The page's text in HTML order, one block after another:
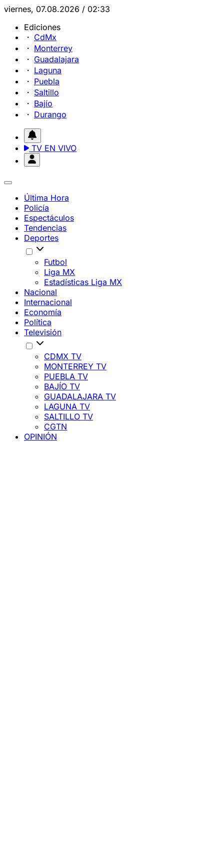
viernes, 07.08.2026 / 02:33
Ediciones
CdMx
Monterrey
Guadalajara
Laguna
Puebla
Saltillo
Bajío
Durango
TV EN VIVO
Última Hora
Policía
Espectáculos
Tendencias
Deportes
Futbol
Liga MX
Estadísticas Liga MX
Nacional
Internacional
Economía
Política
Televisión
CDMX TV
MONTERREY TV
PUEBLA TV
BAJÍO TV
GUADALAJARA TV
LAGUNA TV
SALTILLO TV
CGTN
OPINIÓN